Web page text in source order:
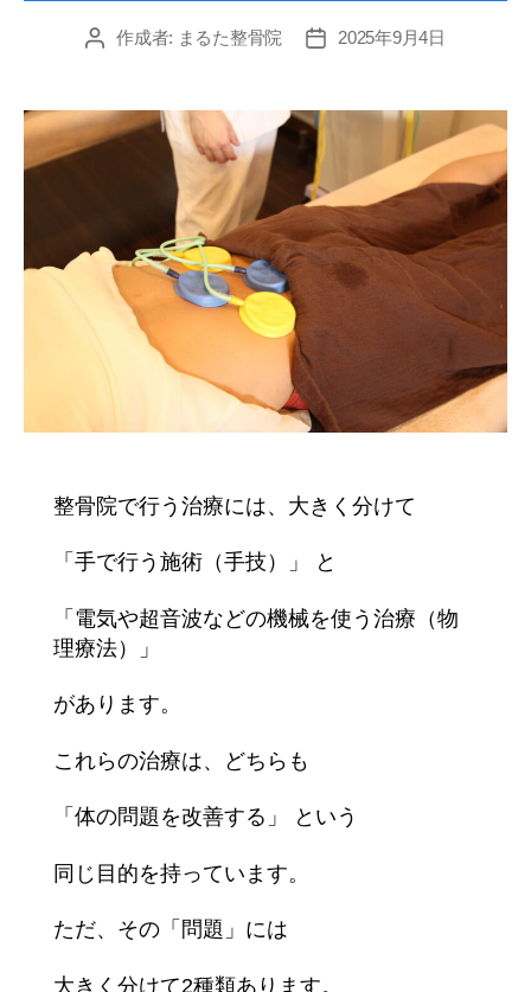
投 作成者: まるた整骨院
投
2025年9月4日
整骨院で行う治療には、大きく分けて
「手で行う施術（手技）」 と
「電気や超音波などの機械を使う治療（物
理療法）」
があります。
これらの治療は、どちらも
「体の問題を改善する」 という
同じ目的を持っています。
ただ、その「問題」には
大きく分けて2種類あります。